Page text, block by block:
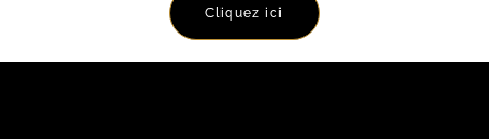
Cliquez ici